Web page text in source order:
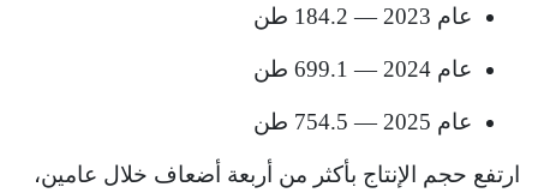
عام 2023 — 184.2 طن
عام 2024 — 699.1 طن
عام 2025 — 754.5 طن
ارتفع حجم الإنتاج بأكثر من أربعة أضعاف خلال عامين،